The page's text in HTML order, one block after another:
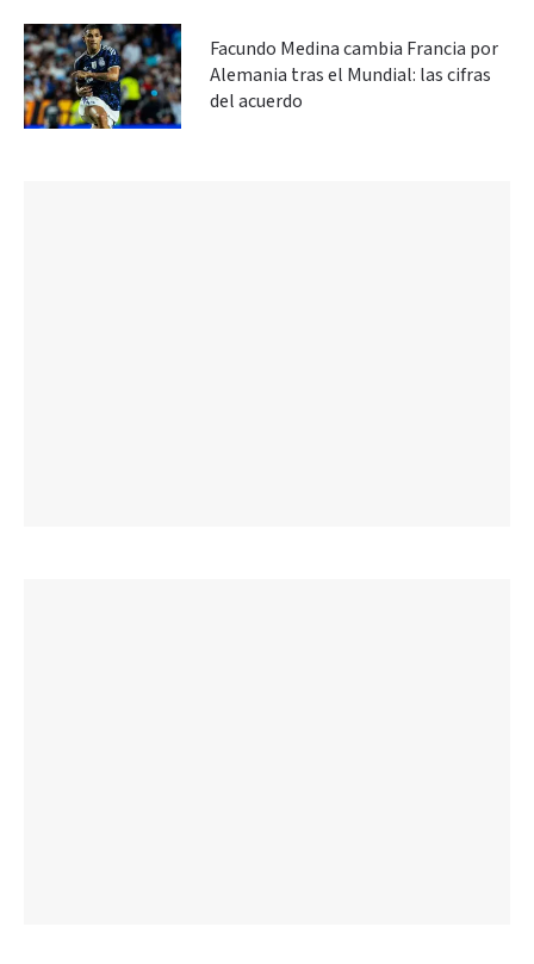
Facundo Medina cambia Francia por
Alemania tras el Mundial: las cifras
del acuerdo